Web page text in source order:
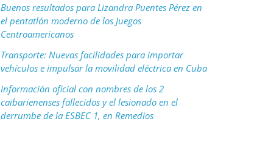
Buenos resultados para Lizandra Puentes Pérez en
el pentatlón moderno de los Juegos
Centroamericanos
Transporte: Nuevas facilidades para importar
vehículos e impulsar la movilidad eléctrica en Cuba
Información oficial con nombres de los 2
caibarienenses fallecidos y el lesionado en el
derrumbe de la ESBEC 1, en Remedios